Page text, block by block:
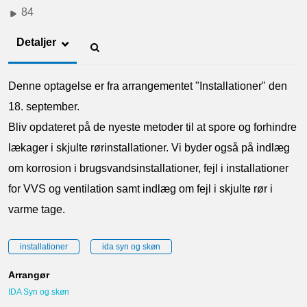
84
Detaljer
Denne optagelse er fra arrangementet "Installationer" den
18. september.
Bliv opdateret på de nyeste metoder til at spore og forhindre
lækager i skjulte rørinstallationer. Vi byder også på indlæg
om korrosion i brugsvandsinstallationer, fejl i installationer
for VVS og ventilation samt indlæg om fejl i skjulte rør i
varme tage.
installationer ida syn og skøn
Arrangør
IDA Syn og skøn